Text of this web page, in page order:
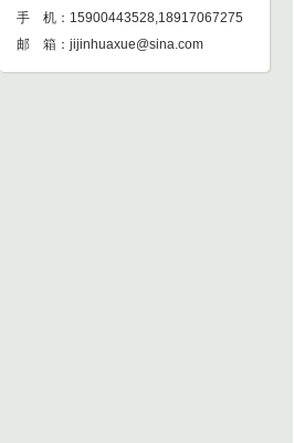
手 机：15900443528,18917067275
邮 箱： jijinhuaxue@sina.com